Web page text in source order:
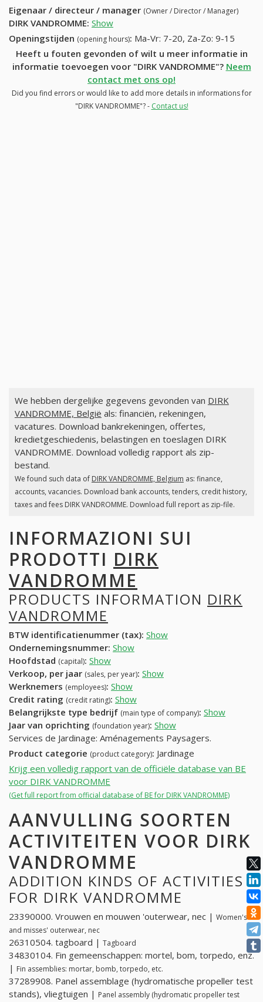
Eigenaar / directeur / manager (Owner / Director / Manager)
DIRK VANDROMME: Show
Openingstijden (opening hours): Ma-Vr: 7-20, Za-Zo: 9-15
Heeft u fouten gevonden of wilt u meer informatie in
informatie toevoegen voor "DIRK VANDROMME"? Neem
contact met ons op!
Did you find errors or would like to add more details in informations for
"DIRK VANDROMME"? - Contact us!
We hebben dergelijke gegevens gevonden van DIRK
VANDROMME, België als: financiën, rekeningen,
vacatures. Download bankrekeningen, offertes,
kredietgeschiedenis, belastingen en toeslagen DIRK
VANDROMME. Download volledig rapport als zip-
bestand.
We found such data of DIRK VANDROMME, Belgium as: finance,
accounts, vacancies. Download bank accounts, tenders, credit history,
taxes and fees DIRK VANDROMME. Download full report as zip-file.
INFORMAZIONI SUI
PRODOTTI DIRK
VANDROMME
PRODUCTS INFORMATION DIRK
VANDROMME
BTW identificatienummer (tax): Show
Ondernemingsnummer: Show
Hoofdstad (capital): Show
Verkoop, per jaar (sales, per year): Show
Werknemers (employees): Show
Credit rating (credit rating): Show
Belangrijkste type bedrijf (main type of company): Show
Jaar van oprichting (foundation year): Show
Services de Jardinage: Aménagements Paysagers.
Product categorie (product category): Jardinage
Krijg een volledig rapport van de officiële database van BE
voor DIRK VANDROMME
(Get full report from official database of BE for DIRK VANDROMME)
AANVULLING SOORTEN
ACTIVITEITEN VOOR DIRK
VANDROMME
ADDITION KINDS OF ACTIVITIES
FOR DIRK VANDROMME
23390000. Vrouwen en mouwen 'outerwear, nec | Women's
and misses' outerwear, nec
26310504. tagboard | Tagboard
34830104. Fin gemeenschappen: mortel, bom, torpedo, enz.
| Fin assemblies: mortar, bomb, torpedo, etc.
37289908. Panel assemblage (hydromatische propeller test
stands), vliegtuigen | Panel assembly (hydromatic propeller test